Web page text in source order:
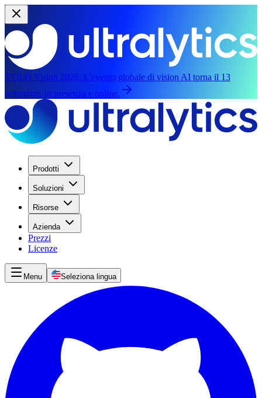
YOLO Vision 2026: L'evento globale di vision AI torna il 13
settembre, in presenza e online.
Prodotti
Soluzioni
Risorse
Azienda
Prezzi
Licenze
Menu Seleziona lingua